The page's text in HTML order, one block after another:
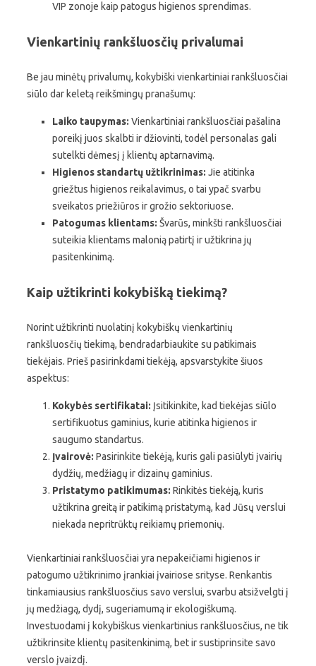
VIP zonoje kaip patogus higienos sprendimas.
Vienkartinių rankšluosčių privalumai
Be jau minėtų privalumų, kokybiški vienkartiniai rankšluosčiai
siūlo dar keletą reikšmingų pranašumų:
Laiko taupymas: Vienkartiniai rankšluosčiai pašalina
poreikį juos skalbti ir džiovinti, todėl personalas gali
sutelkti dėmesį į klientų aptarnavimą.
Higienos standartų užtikrinimas: Jie atitinka
griežtus higienos reikalavimus, o tai ypač svarbu
sveikatos priežiūros ir grožio sektoriuose.
Patogumas klientams: Švarūs, minkšti rankšluosčiai
suteikia klientams malonią patirtį ir užtikrina jų
pasitenkinimą.
Kaip užtikrinti kokybišką tiekimą?
Norint užtikrinti nuolatinį kokybiškų vienkartinių
rankšluosčių tiekimą, bendradarbiaukite su patikimais
tiekėjais. Prieš pasirinkdami tiekėją, apsvarstykite šiuos
aspektus:
Kokybės sertifikatai: Įsitikinkite, kad tiekėjas siūlo
sertifikuotus gaminius, kurie atitinka higienos ir
saugumo standartus.
Įvairovė: Pasirinkite tiekėją, kuris gali pasiūlyti įvairių
dydžių, medžiagų ir dizainų gaminius.
Pristatymo patikimumas: Rinkitės tiekėją, kuris
užtikrina greitą ir patikimą pristatymą, kad Jūsų verslui
niekada nepritrūktų reikiamų priemonių.
Vienkartiniai rankšluosčiai yra nepakeičiami higienos ir
patogumo užtikrinimo įrankiai įvairiose srityse. Renkantis
tinkamiausius rankšluosčius savo verslui, svarbu atsižvelgti į
jų medžiagą, dydį, sugeriamumą ir ekologiškumą.
Investuodami į kokybiškus vienkartinius rankšluosčius, ne tik
užtikrinsite klientų pasitenkinimą, bet ir sustiprinsite savo
verslo įvaizdį.